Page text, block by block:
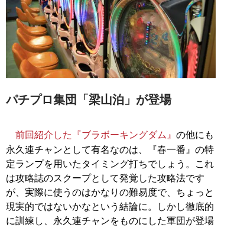
パチプロ集団「梁山泊」が登場
前回紹介した『ブラボーキングダム』 の他にも
永久連チャンとして有名なのは、『春一番』の特
定ランプを用いたタイミング打ちでしょう。これ
は攻略誌のスクープとして発覚した攻略法です
が、実際に使うのはかなりの難易度で、ちょっと
現実的ではないかなという結論に。しかし徹底的
に訓練し、永久連チャンをものにした軍団が登場